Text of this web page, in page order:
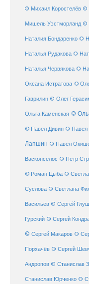
© Михаил Коростелёв ©
Мишель Уэстморланд ©
Наталия Бондаренко ©
Наталья Рудакова ©
Наталья Червякова ©
Оксана Истратова ©
Гаврилин © Олег
Ольга Каменская ©
© Павел Дивин © Павел
Лапшин © Павел
Васконселос © Петр
© Роман Цыба ©
Суслова © Светлана
Васильев © Сергей
Гурский © Сергей
© Сергей Макаров ©
Порхачёв © Сергей
Андропов © Станислав
Станислав Юрченко ©